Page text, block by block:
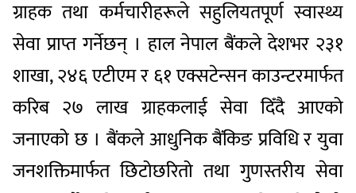
ग्राहक तथा कर्मचारीहरूले सहुलियतपूर्ण स्वास्थ्य
सेवा प्राप्त गर्नेछन् । हाल नेपाल बैंकले देशभर २३१
शाखा, २४६ एटीएम र ६१ एक्सटेन्सन काउन्टरमार्फत
करिब २७ लाख ग्राहकलाई सेवा दिँदै आएको
जनाएको छ । बैंकले आधुनिक बैंकिङ प्रविधि र युवा
जनशक्तिमार्फत छिटोछरितो तथा गुणस्तरीय सेवा